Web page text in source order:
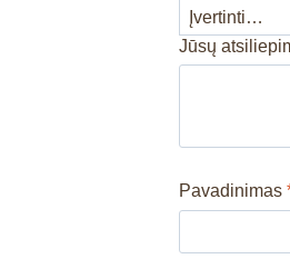
Jūsų
Pavadinimas